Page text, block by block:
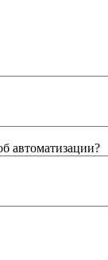
автоматизации?